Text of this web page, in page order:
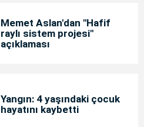
Memet Aslan'dan "Hafif
raylı sistem projesi"
açıklaması
Yangın: 4 yaşındaki çocuk
hayatını kaybetti